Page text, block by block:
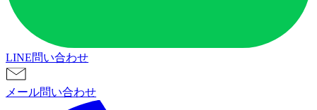
LINE問い合わせ
メール問い合わせ